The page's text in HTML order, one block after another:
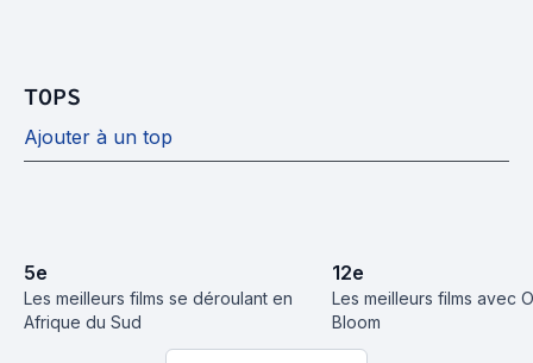
TOPS
Ajouter à un top
5e
Les meilleurs films se déroulant en
Afrique du Sud
12e
Les meilleurs films avec
Bloom